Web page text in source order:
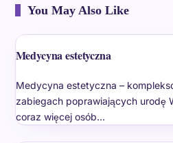
You May Also Like
Medycyna estetyczna
Medycyna estetyczna –
zabiegach poprawiających urodę
coraz więcej osób…